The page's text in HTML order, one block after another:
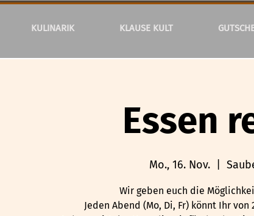
KULINARIK KLAUSE KULT
Essen
Mo., 16. Nov.
  |
Wir geben euch die
Jeden Abend (Mo, Di, Fr) könnt Ihr von